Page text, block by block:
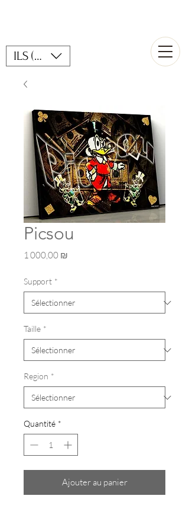
ILS (₪)
Picsou
1 000,00 ₪
Support *
Taille *
Region *
Quantité *
Ajouter au panier